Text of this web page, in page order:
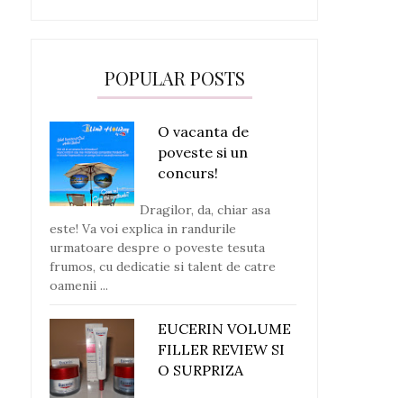
POPULAR POSTS
O vacanta de
poveste si un
concurs!
Dragilor, da, chiar asa
este! Va voi explica in randurile
urmatoare despre o poveste tesuta
frumos, cu dedicatie si talent de catre
oamenii ...
EUCERIN VOLUME
FILLER REVIEW SI
O SURPRIZA